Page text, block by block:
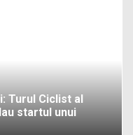
Turul Ciclist al
startul unui